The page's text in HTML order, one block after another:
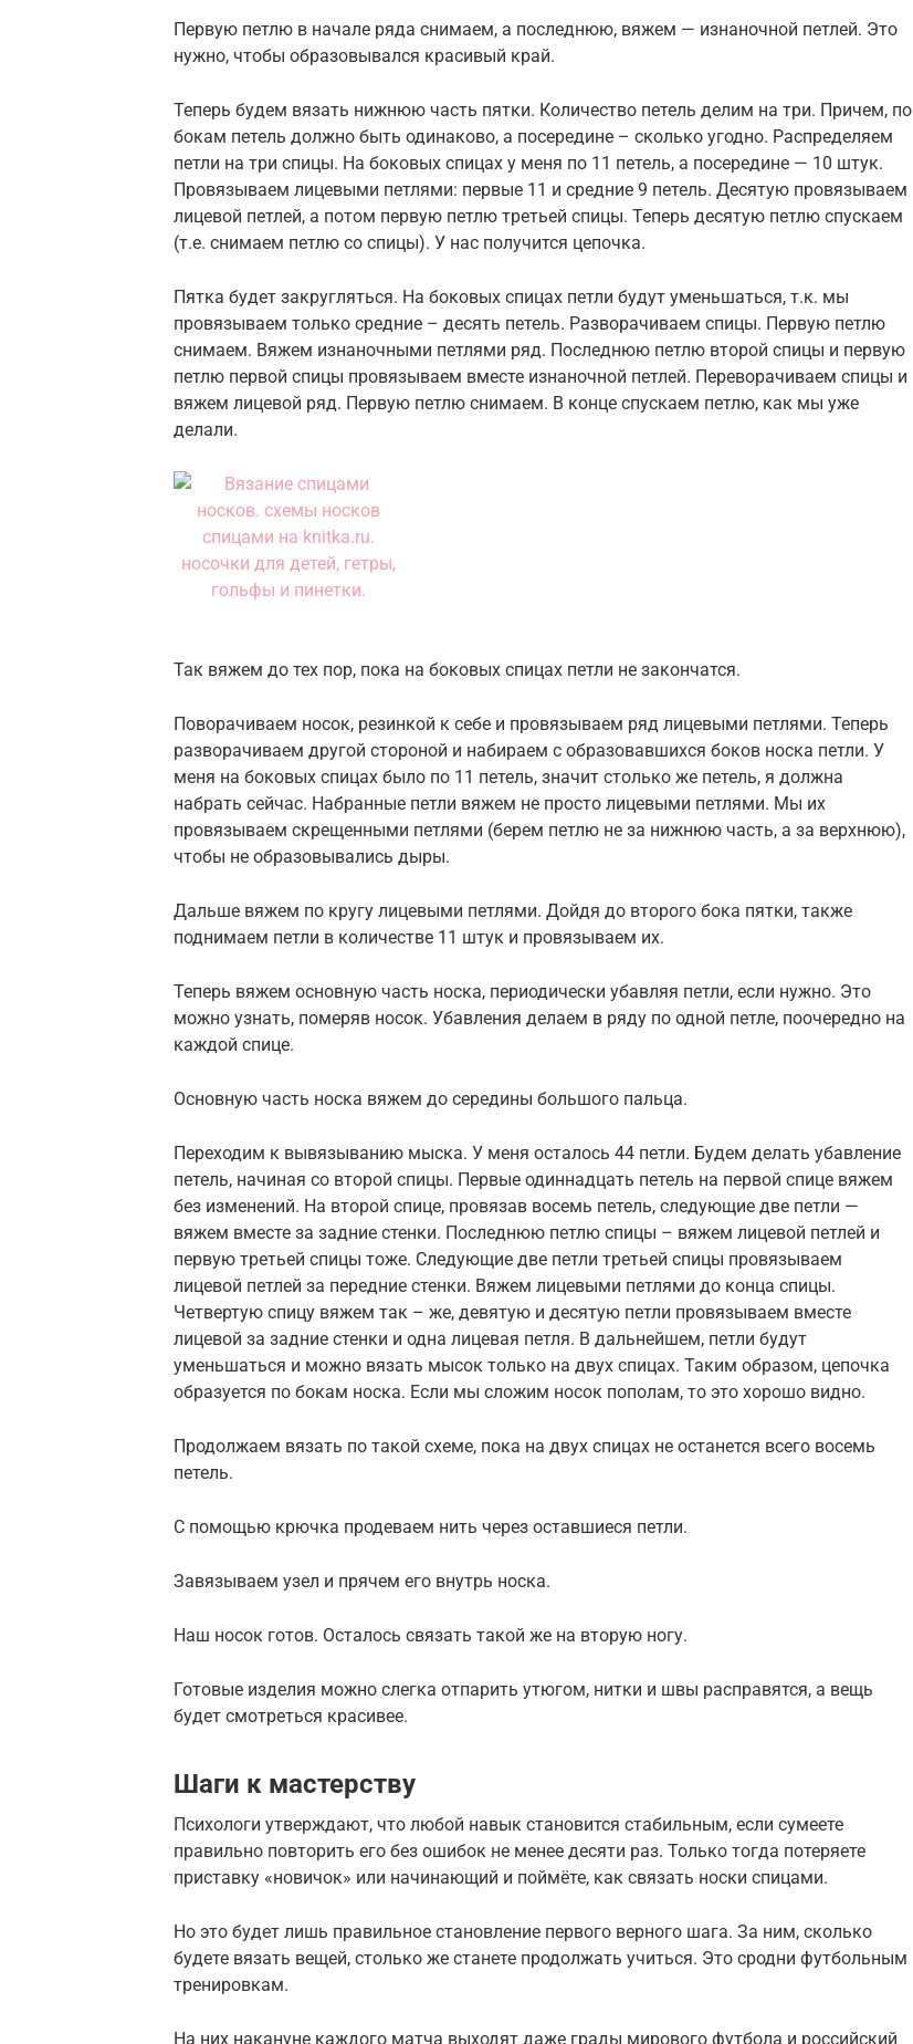
Первую петлю в начале ряда снимаем, а последнюю, вяжем — изнаночной петлей. Это
нужно, чтобы образовывался красивый край.
Теперь будем вязать нижнюю часть пятки. Количество петель делим на три. Причем, по
бокам петель должно быть одинаково, а посередине – сколько угодно. Распределяем
петли на три спицы. На боковых спицах у меня по 11 петель, а посередине — 10 штук.
Провязываем лицевыми петлями: первые 11 и средние 9 петель. Десятую провязываем
лицевой петлей, а потом первую петлю третьей спицы. Теперь десятую петлю спускаем
(т.е. снимаем петлю со спицы). У нас получится цепочка.
Пятка будет закругляться. На боковых спицах петли будут уменьшаться, т.к. мы
провязываем только средние – десять петель. Разворачиваем спицы. Первую петлю
снимаем. Вяжем изнаночными петлями ряд. Последнюю петлю второй спицы и первую
петлю первой спицы провязываем вместе изнаночной петлей. Переворачиваем спицы и
вяжем лицевой ряд. Первую петлю снимаем. В конце спускаем петлю, как мы уже
делали.
Так вяжем до тех пор, пока на боковых спицах петли не закончатся.
Поворачиваем носок, резинкой к себе и провязываем ряд лицевыми петлями. Теперь
разворачиваем другой стороной и набираем с образовавшихся боков носка петли. У
меня на боковых спицах было по 11 петель, значит столько же петель, я должна
набрать сейчас. Набранные петли вяжем не просто лицевыми петлями. Мы их
провязываем скрещенными петлями (берем петлю не за нижнюю часть, а за верхнюю),
чтобы не образовывались дыры.
Дальше вяжем по кругу лицевыми петлями. Дойдя до второго бока пятки, также
поднимаем петли в количестве 11 штук и провязываем их.
Теперь вяжем основную часть носка, периодически убавляя петли, если нужно. Это
можно узнать, померяв носок. Убавления делаем в ряду по одной петле, поочередно на
каждой спице.
Основную часть носка вяжем до середины большого пальца.
Переходим к вывязыванию мыска. У меня осталось 44 петли. Будем делать убавление
петель, начиная со второй спицы. Первые одиннадцать петель на первой спице вяжем
без изменений. На второй спице, провязав восемь петель, следующие две петли —
вяжем вместе за задние стенки. Последнюю петлю спицы – вяжем лицевой петлей и
первую третьей спицы тоже. Следующие две петли третьей спицы провязываем
лицевой петлей за передние стенки. Вяжем лицевыми петлями до конца спицы.
Четвертую спицу вяжем так – же, девятую и десятую петли провязываем вместе
лицевой за задние стенки и одна лицевая петля. В дальнейшем, петли будут
уменьшаться и можно вязать мысок только на двух спицах. Таким образом, цепочка
образуется по бокам носка. Если мы сложим носок пополам, то это хорошо видно.
Продолжаем вязать по такой схеме, пока на двух спицах не останется всего восемь
петель.
С помощью крючка продеваем нить через оставшиеся петли.
Завязываем узел и прячем его внутрь носка.
Наш носок готов. Осталось связать такой же на вторую ногу.
Готовые изделия можно слегка отпарить утюгом, нитки и швы расправятся, а вещь
будет смотреться красивее.
Шаги к мастерству
Психологи утверждают, что любой навык становится стабильным, если сумеете
правильно повторить его без ошибок не менее десяти раз. Только тогда потеряете
приставку «новичок» или начинающий и поймёте, как связать носки спицами.
Но это будет лишь правильное становление первого верного шага. За ним, сколько
будете вязать вещей, столько же станете продолжать учиться. Это сродни футбольным
тренировкам.
На них накануне каждого матча выходят даже грады мирового футбола и российский